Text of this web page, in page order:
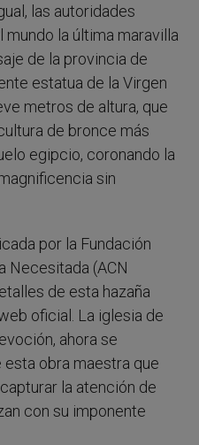
las autoridades
la última maravilla
de la provincia de
estatua de la Virgen
metros de altura, que
de bronce más
egipcio, coronando la
sin
por la Fundación
Necesitada (ACN
de esta hazaña
oficial. La iglesia de
ahora se
obra maestra que
la atención de
con su imponente